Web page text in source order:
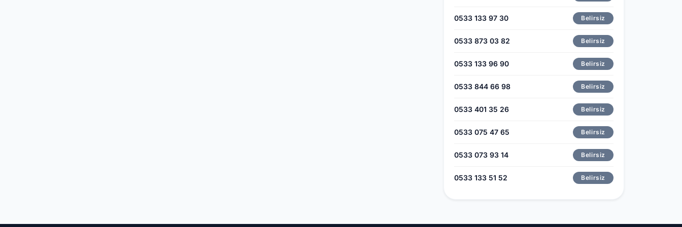
0533 133 97 30 Belirsiz
0533 873 03 82 Belirsiz
0533 133 96 90 Belirsiz
0533 844 66 98 Belirsiz
0533 401 35 26 Belirsiz
0533 075 47 65 Belirsiz
0533 073 93 14 Belirsiz
0533 133 51 52 Belirsiz